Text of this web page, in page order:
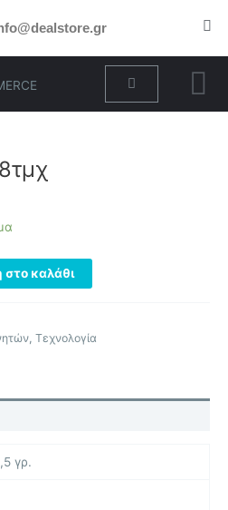
Cart
καλάθι
, Τεχνολογία
γρ.